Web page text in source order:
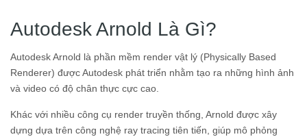
Autodesk Arnold Là Gì?
Autodesk Arnold là phần mềm render vật lý (Physically Based
Renderer) được Autodesk phát triển nhằm tạo ra những hình ảnh
và video có độ chân thực cực cao.
Khác với nhiều công cụ render truyền thống, Arnold được xây
dựng dựa trên công nghệ ray tracing tiên tiến, giúp mô phỏng